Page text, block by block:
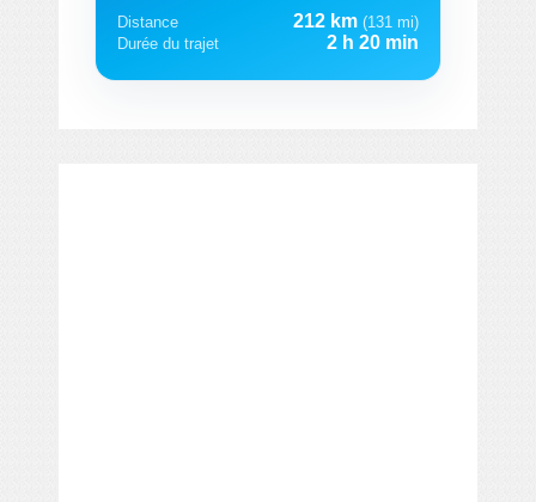
Distance 212 km (131 mi)
Durée du trajet
2 h 20 min